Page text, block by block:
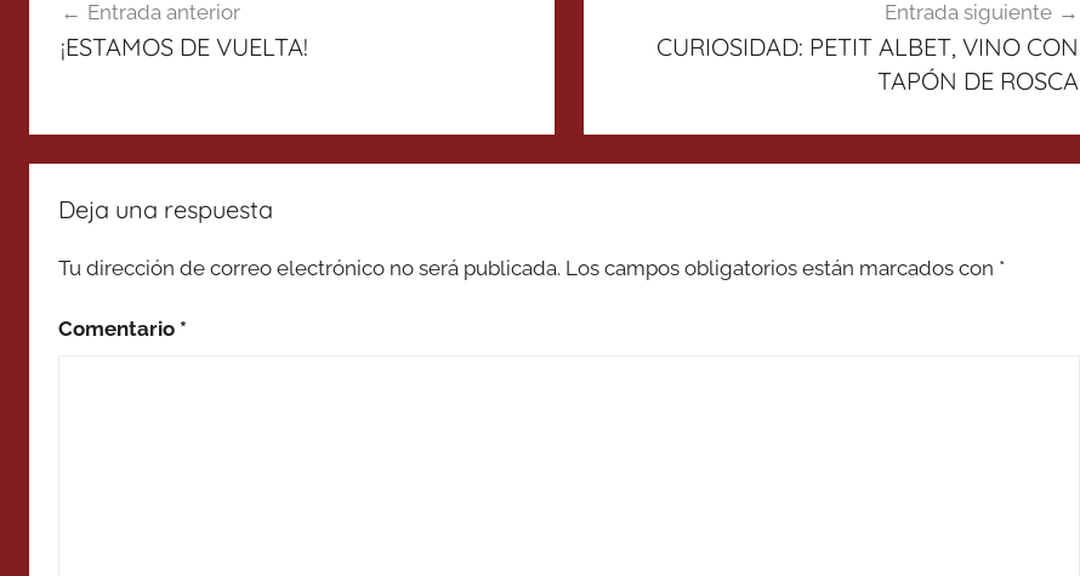
de
entradas
Entrada anterior
¡ESTAMOS DE VUELTA!
Entrada siguiente
CURIOSIDAD: PETIT ALBET, VINO CON
TAPÓN DE ROSCA
Deja una respuesta
Tu dirección de correo electrónico no será publicada. Los campos obligatorios están marcados con *
Comentario *